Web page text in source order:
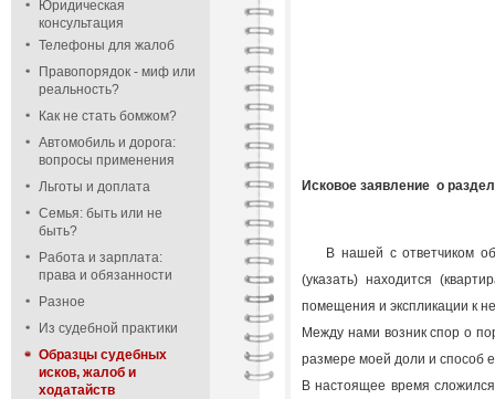
Юридическая
консультация
Телефоны для жалоб
Правопорядок - миф или
реальность?
Как не стать бомжом?
Автомобиль и дорога:
вопросы применения
Льготы и доплата
Семья: быть или не
быть?
Работа и зарплата:
права и обязанности
Разное
Из судебной практики
Образцы судебных
исков, жалоб и
ходатайств
Исковое заявление о
В нашей с ответчиком
(указать) находится
помещения и экспликации к
Между нами возник спор о
размере моей доли и способ
В настоящее время